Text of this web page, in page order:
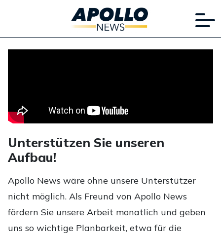
Unterstützen Sie unseren
Aufbau!
Apollo News wäre ohne unsere Unterstützer
nicht möglich. Als Freund von Apollo News
fördern Sie unsere Arbeit monatlich und geben
uns so wichtige Planbarkeit, etwa für die